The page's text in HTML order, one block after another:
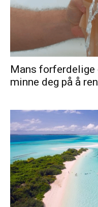
Mans forferdelige
minne deg på å